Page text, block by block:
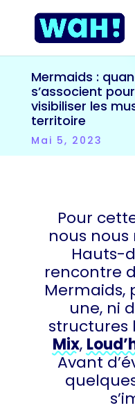
Mermaids :
s’associent
visibiliser les
territoire
Mai 5, 2023
Pour
nous nous
Hauts-
rencontre
Mermaids,
une, ni
structures
Mix,
Avant